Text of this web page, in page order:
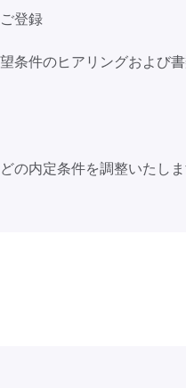
登録
条件のヒアリングおよび
の内定条件を調整いたし